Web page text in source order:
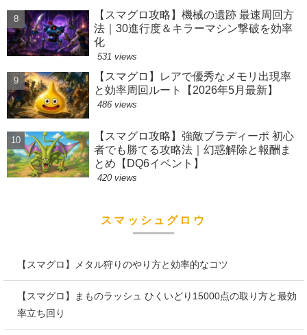
【スマグロ攻略】機械の遺跡 最速周回方
法｜30進行度＆キラーマシン撃破を効率
化
531 views
【スマグロ】レアで優秀なメモリ出現率
と効率周回ルート【2026年5月最新】
486 views
【スマグロ攻略】強敵ブラディーポ 初心
者でも勝てる攻略法｜幻惑解除と報酬ま
とめ【DQ6イベント】
420 views
スマッシュグロウ
【スマグロ】メタル狩りのやり方と効率的なコツ
【スマグロ】まものラッシュ ひくいどり15000点の取り方と最効
率立ち回り